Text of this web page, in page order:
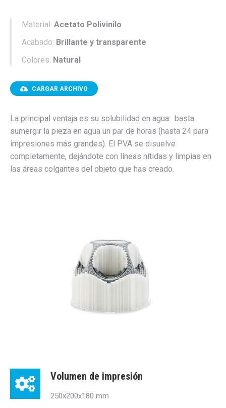
Material: Acetato Polivinilo
Acabado: Brillante y transparente
Colores: Natural
CARGAR ARCHIVO
La principal ventaja es su solubilidad en agua: basta
sumergir la pieza en agua un par de horas (hasta 24 para
impresiones más grandes). El PVA se disuelve
completamente, dejándote con líneas nítidas y limpias en
las áreas colgantes del objeto que has creado.
Volumen de impresión
250x200x180 mm